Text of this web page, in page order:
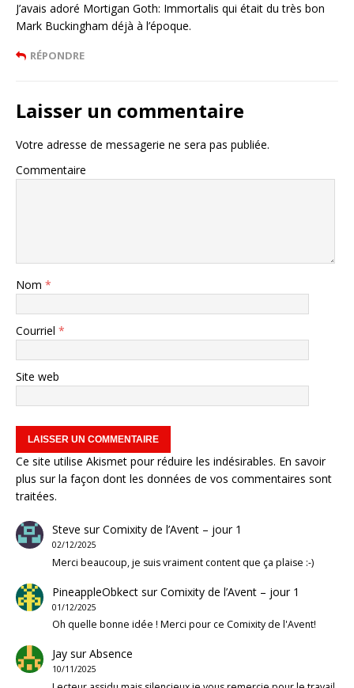
J’avais adoré Mortigan Goth: Immortalis qui était du très bon
Mark Buckingham déjà à l’époque.
RÉPONDRE
Laisser un commentaire
Votre adresse de messagerie ne sera pas publiée.
Commentaire
Nom *
Courriel *
Site web
Ce site utilise Akismet pour réduire les indésirables. En savoir
plus sur la façon dont les données de vos commentaires sont
traitées.
Steve surComixity de l’Avent – jour 1
02/12/2025
Merci beaucoup, je suis vraiment content que ça plaise :-)
PineappleObkectsurComixity de l’Avent – jour 1
01/12/2025
Oh quelle bonne idée ! Merci pour ce Comixity de l'Avent!
JaysurAbsence
10/11/2025